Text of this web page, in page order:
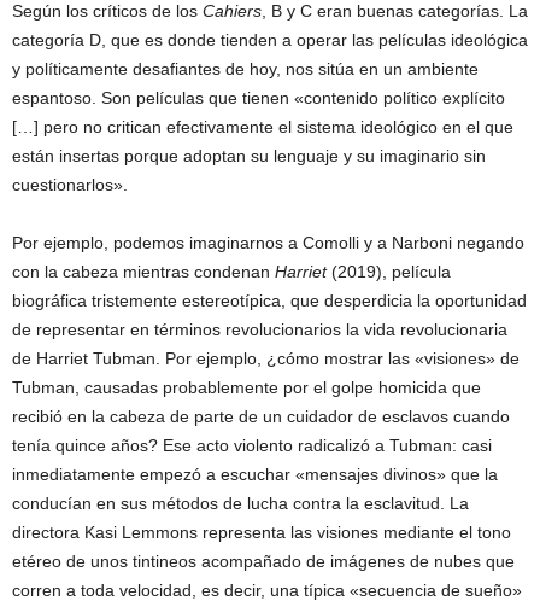
Según los críticos de los Cahiers , B y C eran buenas categorías. La
categoría D, que es donde tienden a operar las películas ideológica
y políticamente desafiantes de hoy, nos sitúa en un ambiente
espantoso. Son películas que tienen «contenido político explícito
[…] pero no critican efectivamente el sistema ideológico en el que
están insertas porque adoptan su lenguaje y su imaginario sin
cuestionarlos».
Por ejemplo, podemos imaginarnos a Comolli y a Narboni negando
con la cabeza mientras condenan Harriet(2019), película
biográfica tristemente estereotípica, que desperdicia la oportunidad
de representar en términos revolucionarios la vida revolucionaria
de Harriet Tubman. Por ejemplo, ¿cómo mostrar las «visiones» de
Tubman, causadas probablemente por el golpe homicida que
recibió en la cabeza de parte de un cuidador de esclavos cuando
tenía quince años? Ese acto violento radicalizó a Tubman: casi
inmediatamente empezó a escuchar «mensajes divinos» que la
conducían en sus métodos de lucha contra la esclavitud. La
directora Kasi Lemmons representa las visiones mediante el tono
etéreo de unos tintineos acompañado de imágenes de nubes que
corren a toda velocidad, es decir, una típica «secuencia de sueño»